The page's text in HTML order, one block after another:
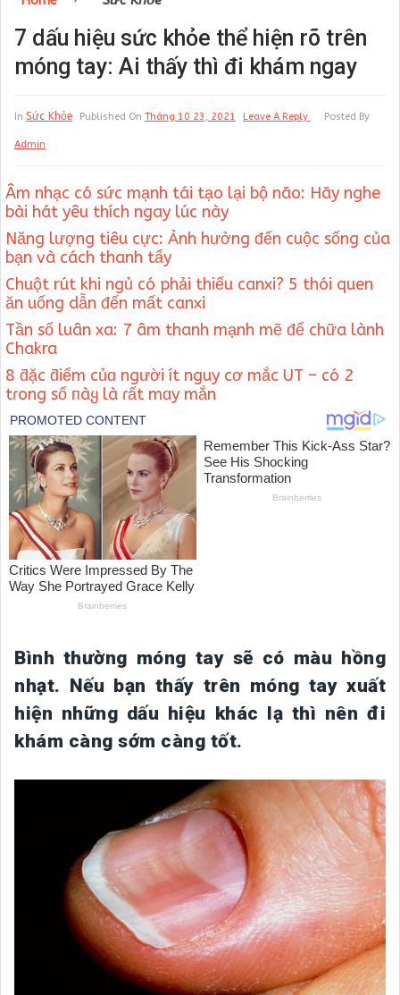
7 dấu hiệu sức khỏe thể hiện rõ trên
móng tay: Ai thấy thì đi khám ngay
In Sức Khỏe Published On Tháng 10 23, 2021 Leave A Reply Posted By
Admin
Âm nhạc có sức mạnh tái tạo lại bộ não: Hãy nghe
bài hát yêu thích ngay lúc này
Năng lượng tiêu cực: Ảnh hưởng đến cuộc sống của
bạn và cách thanh tẩy
Chuột rút khi ngủ có phải thiếu canxi? 5 thói quen
ăn uống dẫn đến mất canxi
Tần số luân xa: 7 âm thanh mạnh mẽ để chữa lành
Chakra
8 ƌặc ƌiểm củɑ người ít nguy cơ mắc UT – có 2
tɾong số пàყ là ɾất mɑy mắn
Bình thường móng tay sẽ có màu hồng
nhạt. Nếu bạn thấy trên móng tay xuất
hiện những dấu hiệu khác lạ thì nên đi
khám càng sớm càng tốt.